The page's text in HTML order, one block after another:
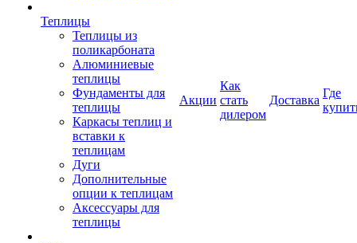
Теплицы
Теплицы из
поликарбоната
Алюминиевые
теплицы
Фундаменты для
теплицы
Каркасы теплиц и
вставки к
теплицам
Дуги
Дополнительные
опции к теплицам
Аксессуары для
теплицы
Акции
Как
стать
дилером
Доставка
Где